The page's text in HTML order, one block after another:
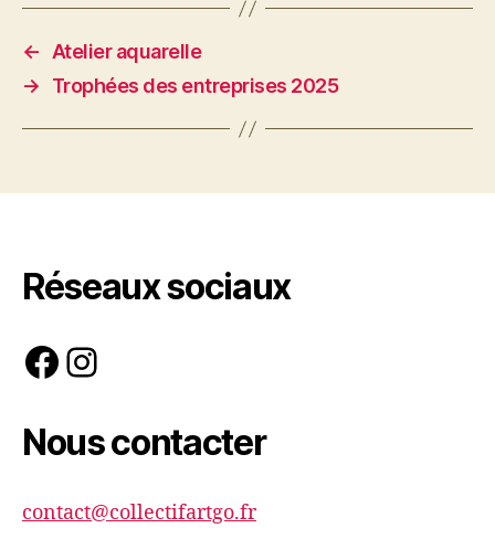
← Atelier aquarelle
→
Trophées des entreprises 2025
Réseaux sociaux
Facebook
Instagram
Nous contacter
contact@collectifartgo.fr